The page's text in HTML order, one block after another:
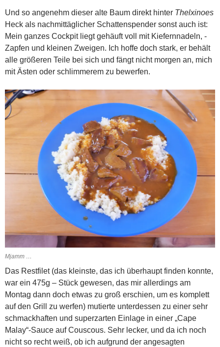
Und so angenehm dieser alte Baum direkt hinter Thelxinoes
Heck als nachmittäglicher Schattenspender sonst auch ist:
Mein ganzes Cockpit liegt gehäuft voll mit Kiefernnadeln, -
Zapfen und kleinen Zweigen. Ich hoffe doch stark, er behält
alle größeren Teile bei sich und fängt nicht morgen an, mich
mit Ästen oder schlimmerem zu bewerfen.
Mjamm …
Das Restfilet (das kleinste, das ich überhaupt finden konnte,
war ein 475g – Stück gewesen, das mir allerdings am
Montag dann doch etwas zu groß erschien, um es komplett
auf den Grill zu werfen) mutierte unterdessen zu einer sehr
schmackhaften und superzarten Einlage in einer „Cape
Malay“-Sauce auf Couscous. Sehr lecker, und da ich noch
nicht so recht weiß, ob ich aufgrund der angesagten